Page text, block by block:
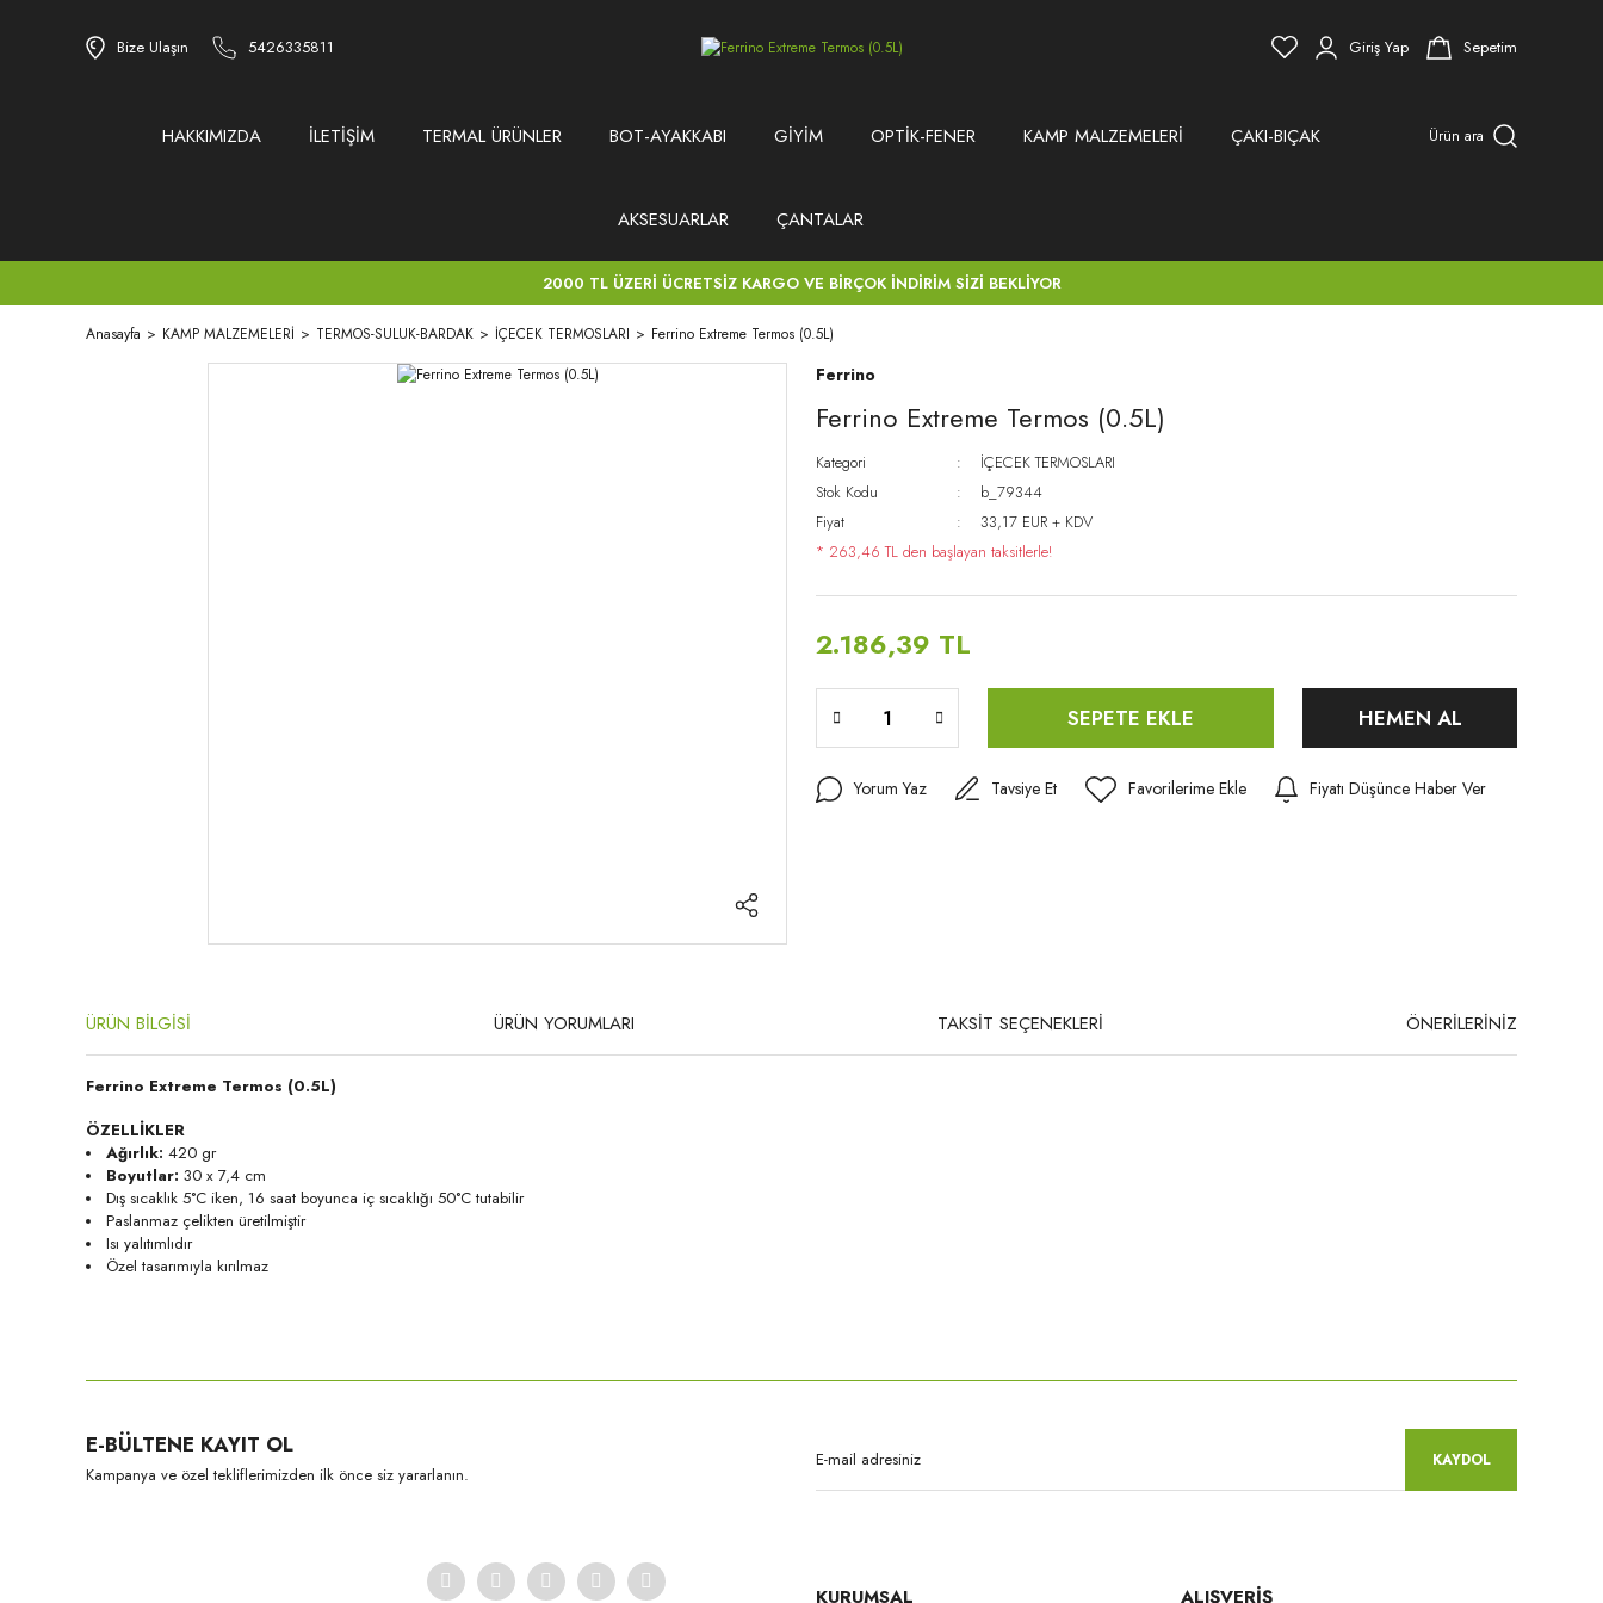
Bize Ulaşın 5426335811 Giriş Yap Sepetim
HAKKIMIZDA İLETİŞİM TERMAL ÜRÜNLER BOT-AYAKKABI GİYİM OPTİK-FENER KAMP MALZEMELERİ ÇAKI-BIÇAK
AKSESUARLAR ÇANTALAR
Ürün ara
2000 TL ÜZERİ ÜCRETSİZ KARGO VE BİRÇOK İNDİRİM SİZİ BEKLİYOR
Anasayfa KAMP MALZEMELERİ TERMOS-SULUK-BARDAK İÇECEK TERMOSLARI Ferrino Extreme Termos (0.5L)
Ferrino
Ferrino Extreme Termos (0.5L)
Kategori
İÇECEK TERMOSLARI
Stok Kodu
b_79344
Fiyat
33,17 EUR + KDV
* 263,46 TL den başlayan taksitlerle!
2.186,39 TL
SEPETE EKLE HEMEN AL
Yorum Yaz Tavsiye Et Fiyatı Düşünce Haber Ver
ÜRÜN BİLGİSİ ÜRÜN YORUMLARI TAKSİT SEÇENEKLERİ ÖNERİLERİNİZ
Ferrino Extreme Termos (0.5L)
ÖZELLİKLER
Ağırlık: 420 gr
Boyutlar: 30 x 7,4 cm
Dış sıcaklık 5°C iken, 16 saat boyunca iç sıcaklığı 50°C tutabilir
Paslanmaz çelikten üretilmiştir
Isı yalıtımlıdır
Özel tasarımıyla kırılmaz
Ürün açıklamasında eksik bilgiler bulunuyor.
Ürün bilgilerinde hatalar bulunuyor.
E-BÜLTENE KAYIT OL
Kampanya ve özel tekliflerimizden ilk önce siz yararlanın.
KAYDOL
KURUMSAL ALIŞVERİŞ